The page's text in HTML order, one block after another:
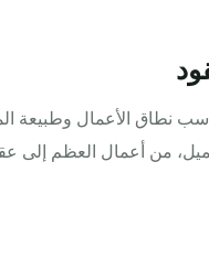
الأعمال وطبيعة المشروع
العظم إلى عقود تسليم